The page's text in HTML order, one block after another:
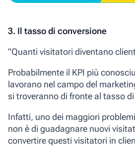
3. Il tasso di conversione
"Quanti visitatori diventano
Probabilmente il KPI più
lavorano nel campo del
si troveranno di fronte al tasso
Infatti, uno dei maggiori
non è di guadagnare nuovi
convertire questi visitatori in